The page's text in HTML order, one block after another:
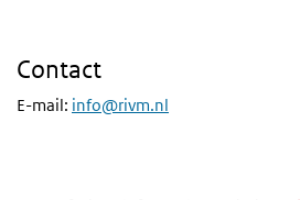
Contact
E-mail: info@rivm.nl